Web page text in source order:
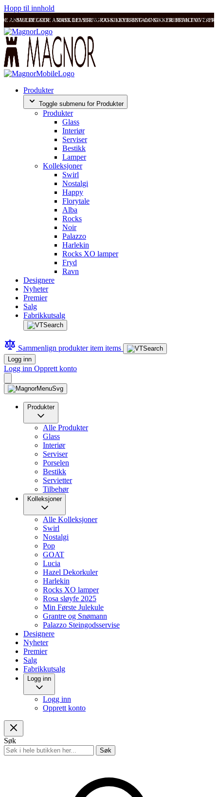
Hopp til innhold
ANMELDELSER RASK LEVERING OG SIKKER BETALING FRI FRAKT OVER
SVÆRT GODE ANMELDELSER RASK LEVERING OG SIKKER BETALING
Produkter
Toggle submenu for Produkter
Produkter
Glass
Interiør
Serviser
Bestikk
Lamper
Kolleksjoner
Swirl
Nostalgi
Happy
Florytale
Alba
Rocks
Noir
Palazzo
Harlekin
Rocks XO lamper
Fryd
Ravn
Designere
Nyheter
Premier
Salg
Fabrikkutsalg
Sammenlign produkteritem items
Logg inn
Logg inn Opprett konto
Produkter
Alle Produkter
Glass
Interiør
Serviser
Porselen
Bestikk
Servietter
Tilbehør
Kolleksjoner
Alle Kolleksjoner
Swirl
Nostalgi
Pop
GOAT
Lucia
Hazel Dekorkuler
Harlekin
Rocks XO lamper
Rosa sløyfe 2025
Min Første Julekule
Grantre og Snømann
Palazzo Steingodsservise
Designere
Nyheter
Premier
Salg
Fabrikkutsalg
Logg inn
Logg inn
Opprett konto
Søk
Søk